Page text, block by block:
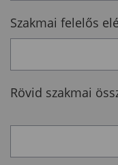
Szakmai felelős
Rövid szakmai